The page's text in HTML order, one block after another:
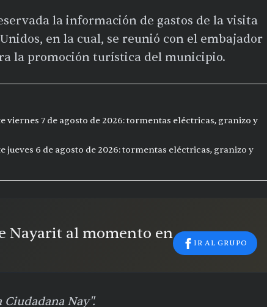
la información de gastos de la visita
en la cual, se reunió con el embajador
la promoción turística del municipio.
viernes 7 de agosto de 2026: tormentas eléctricas, granizo y
jueves 6 de agosto de 2026: tormentas eléctricas, granizo y
Nayarit al momento en
IR AL GRUPO
Nay".